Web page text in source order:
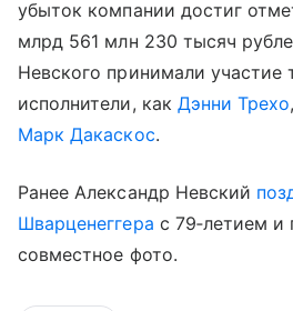
убыток компании достиг
млрд 561 млн 230 тысяч
Невского принимали участие
исполнители, как Дэнни Трехо,
Марк Дакаскос.
Ранее Александр Невский
Шварценеггера с 79‑летием и
совместное фото.